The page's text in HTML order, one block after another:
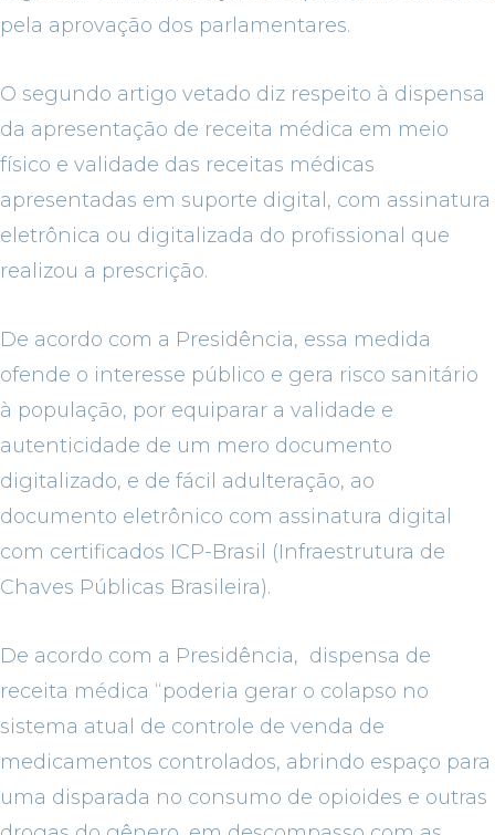
pela aprovação dos parlamentares.
O segundo artigo vetado diz respeito à dispensa
da apresentação de receita médica em meio
físico e validade das receitas médicas
apresentadas em suporte digital, com assinatura
eletrônica ou digitalizada do profissional que
realizou a prescrição.
De acordo com a Presidência, essa medida
ofende o interesse público e gera risco sanitário
à população, por equiparar a validade e
autenticidade de um mero documento
digitalizado, e de fácil adulteração, ao
documento eletrônico com assinatura digital
com certificados ICP-Brasil (Infraestrutura de
Chaves Públicas Brasileira).
De acordo com a Presidência, dispensa de
receita médica “poderia gerar o colapso no
sistema atual de controle de venda de
medicamentos controlados, abrindo espaço para
uma disparada no consumo de opioides e outras